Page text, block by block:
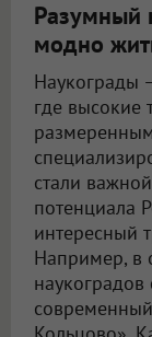
Разумный
модно
Наукограды
где высокие
стали
потенциала
интересный
Например, в
наукоградов